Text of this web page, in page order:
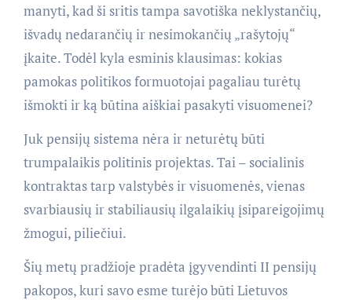
manyti, kad ši sritis tampa savotiška neklystančių,
išvadų nedarančių ir nesimokančių „rašytojų“
įkaite. Todėl kyla esminis klausimas: kokias
pamokas politikos formuotojai pagaliau turėtų
išmokti ir ką būtina aiškiai pasakyti visuomenei?
Juk pensijų sistema nėra ir neturėtų būti
trumpalaikis politinis projektas. Tai – socialinis
kontraktas tarp valstybės ir visuomenės, vienas
svarbiausių ir stabiliausių ilgalaikių įsipareigojimų
žmogui, piliečiui.
Šių metų pradžioje pradėta įgyvendinti II pensijų
pakopos, kuri savo esme turėjo būti Lietuvos